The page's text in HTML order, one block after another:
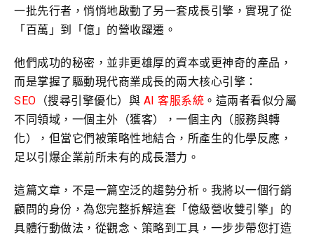
一批先行者，悄悄地啟動了另一套成長引擎，實現了從
「百萬」到「億」的營收躍遷。
他們成功的秘密，並非更雄厚的資本或更神奇的產品，
而是掌握了驅動現代商業成長的兩大核心引擎：
SEO （搜尋引擎優化）與 AI 客服系統 。這兩者看似分屬
不同領域，一個主外（獲客），一個主內（服務與轉
化），但當它們被策略性地結合，所產生的化學反應，
足以引爆企業前所未有的成長潛力。
這篇文章，不是一篇空泛的趨勢分析。我將以一個行銷
顧問的身份，為您完整拆解這套「億級營收雙引擎」的
具體行動做法，從觀念、策略到工具，一步步帶您打造